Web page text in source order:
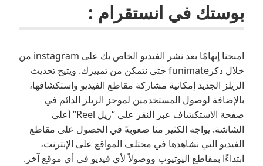
بوستك في انستقرام :
امنحنا إبهامًا بعد نشر الفيديو الخاص بك على instagram من
خلال ذكرfunimate حتى نتمكن من تمييزك. ويتيح تحديث
الريلز الجديد إمكانية مشاركة مقاطع الفيديو واستكشافها،
بالإضافة لوصول المستخدمين لموجز الريلز الدائم في
صفحة الاستكشاف عبر النقر على “ريل Reel” أعلى
الشاشة. يواجه الكثير منا صعوبةً في الحصول على مقاطع
الفيديو التي نشاهدها في مختلف المواقع على الإنترنت،
ابتداءًا بمقاطع اليوتيوب ووصولاً لأي فيديو في أي موقع آخر.